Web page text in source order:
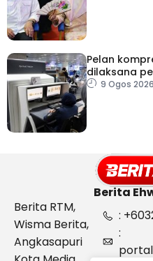
Pelan
dilaksana
keselamatan
9 Ogos
Berita
Berita RTM,
Wisma Berita,
Angkasapuri
:
: